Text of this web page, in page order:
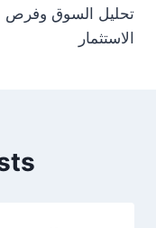
تحليل السوق وفرص
الاستثمار